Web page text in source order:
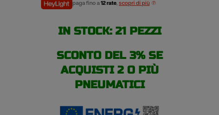
paga fino a12 rate, scopri di più
IN STOCK: 21 PEZZI
SCONTO DEL 3% SE
ACQUISTI 2 O PIÙ
PNEUMATICI